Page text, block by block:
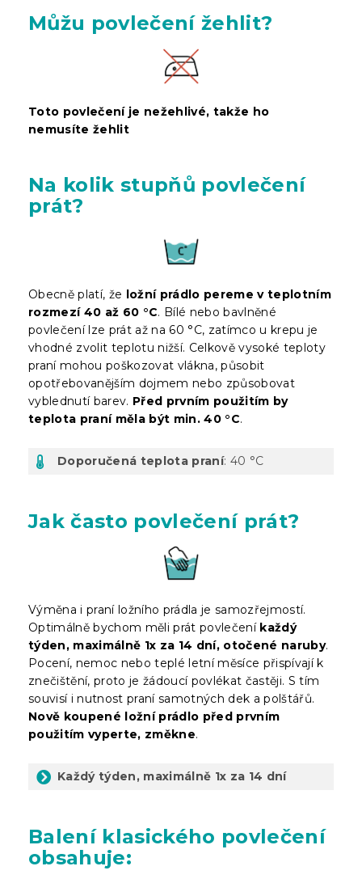
Můžu povlečení žehlit?
Toto povlečení je nežehlivé, takže ho
nemusíte žehlit
Na kolik stupňů povlečení
prát?
Obecně platí, že ložní prádlo pereme v teplotním
rozmezí 40 až 60 °C. Bílé nebo bavlněné
povlečení lze prát až na 60 °C, zatímco u krepu je
vhodné zvolit teplotu nižší. Celkově vysoké teploty
praní mohou poškozovat vlákna, působit
opotřebovanějším dojmem nebo způsobovat
vyblednutí barev. Před prvním použitím by
teplota praní měla být min. 40 °C.
Doporučená teplota praní: 40 °C
Jak často povlečení prát?
Výměna i praní ložního prádla je samozřejmostí.
Optimálně bychom měli prát povlečení každý
týden, maximálně 1x za 14 dní, otočené naruby.
Pocení, nemoc nebo teplé letní měsíce přispívají k
znečištění, proto je žádoucí povlékat častěji. S tím
souvisí i nutnost praní samotných dek a polštářů.
Nově koupené ložní prádlo před prvním
použitím vyperte, změkne.
Každý týden, maximálně 1x za 14 dní
Baleníklasického povlečení
obsahuje: